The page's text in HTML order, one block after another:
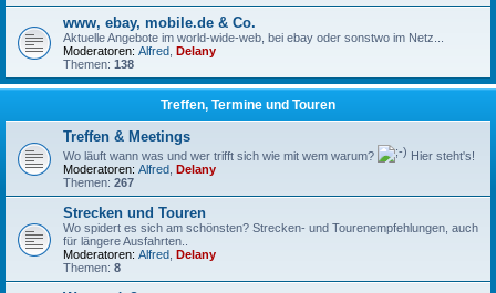
www, ebay, mobile.de & Co.
Aktuelle Angebote im world-wide-web, bei ebay oder sonstwo im Netz...
Moderatoren: Alfred Delany
Themen: 138
Treffen, Termine und Touren
Treffen & Meetings
Wo läuft wann was und wer trifft sich wie mit wem warum?
Hier steht's!
Moderatoren: Alfred Delany
Themen: 267
Strecken und Touren
Wo spidert es sich am schönsten? Strecken- und Tourenempfehlungen, auch
für längere Ausfahrten..
Moderatoren: Alfred Delany
Themen: 8